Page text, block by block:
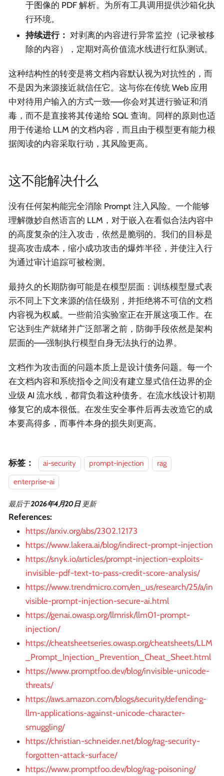
于图像的 PDF 解析。为所有工具调用提供沙箱化执
行环境。
持续进行： 对剥离的内容进行异常监控（记录被移
除的内容），定期对高价值流水线进行红队测试。
这种结构性的转变是将文档内容默认视为对抗性的，而
不是因为来源接近就信任它。这与你在传统 Web 应用
中对待用户输入的方式一致——你会对其进行验证和消
毒，而不是直接将其传递给 SQL 查询。同样的原则也适
用于传递给 LLM 的文档内容，而且由于模型更有能力根
据阅读的内容采取行动，其风险更高。
这不能解决什么
没有任何架构能完全消除 Prompt 注入风险。一个能够
理解微妙自然语言的 LLM，对于嵌入在看似合法内容中
的高度复杂的注入攻击，依然是脆弱的。我们的目标是
提高攻击成本，缩小成功攻击的爆炸半径，并使注入行
为通过审计追踪可被检测。
最持久的长期防御可能是在模型层面：训练模型显式表
示不同上下文来源的信任级别，并拒绝将不可信的文档
内容视为权威。一些前沿实验室正在开展这项工作。在
它达到生产就绪并广泛部署之前，防御手段依然是架构
层面的——强制执行模型自身无法执行的边界。
文档作为攻击面的问题本质上是设计债务问题。每一个
在文档内容和系统指令之间没有建立显式信任边界的企
业级 AI 流水线，都背负着这种债务。在流水线设计初期
修复它的成本很低。在发生安全事件后再去改造它的成
本要高得多，而事件本身的损失则更高。
标签： ai-security prompt-injection
rag
enterprise-ai
最后于2026年4月20日 更新
References:
https://arxiv.org/abs/2302.12173
https://www.lakera.ai/blog/indirect-prompt-injection
https://snyk.io/articles/prompt-injection-exploits-
invisible-pdf-text-to-pass-credit-score-analysis/
https://www.trendmicro.com/en_us/research/25/a/in
visible-prompt-injection-secure-ai.html
https://genai.owasp.org/llmrisk/llm01-prompt-
injection/
https://cheatsheetseries.owasp.org/cheatsheets/LLM
_Prompt_Injection_Prevention_Cheat_Sheet.html
https://www.promptfoo.dev/blog/invisible-unicode-
threats/
https://aws.amazon.com/blogs/security/defending-
llm-applications-against-unicode-character-
smuggling/
https://christian-schneider.net/blog/rag-security-
forgotten-attack-surface/
https://www.promptfoo.dev/blog/rag-poisoning/